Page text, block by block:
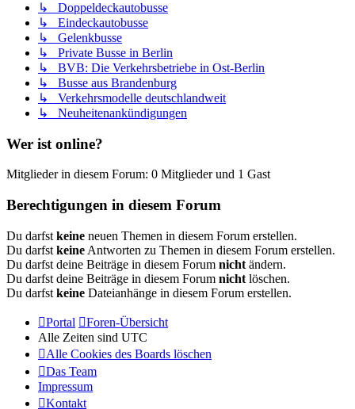
↳ Doppeldeckautobusse
↳ Eindeckautobusse
↳ Gelenkbusse
↳ Private Busse in Berlin
↳ BVB: Die Verkehrsbetriebe in Ost-Berlin
↳ Busse aus Brandenburg
↳ Verkehrsmodelle deutschlandweit
↳ Neuheitenankündigungen
Wer ist online?
Mitglieder in diesem Forum: 0 Mitglieder und 1 Gast
Berechtigungen in diesem Forum
Du darfst keine neuen Themen in diesem Forum erstellen.
Du darfst keine Antworten zu Themen in diesem Forum erstellen.
Du darfst deine Beiträge in diesem Forum nicht ändern.
Du darfst deine Beiträge in diesem Forum nicht löschen.
Du darfst keine Dateianhänge in diesem Forum erstellen.
Portal
Foren-Übersicht
Alle Zeiten sind UTC
Alle Cookies des Boards löschen
Das Team
Impressum
Kontakt